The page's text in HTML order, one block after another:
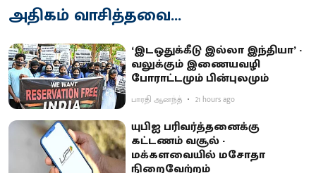
அதிகம் வாசித்தவை...
‘இடஒதுக்கீடு இல்லா இந்தியா’ -
வலுக்கும் இணையவழி
போராட்டமும் பின்புலமும்
பாரதி ஆனந்த் 21 hours ago
யுபிஐ பரிவர்த்தனைக்கு
கட்டணம் வசூல் -
மக்களவையில் மசோதா
நிறைவேற்றம்